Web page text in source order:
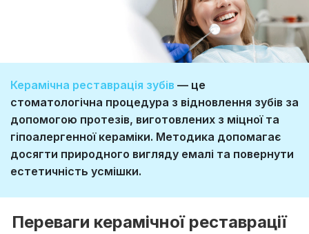
Керамічна реставрація зубів — це
стоматологічна процедура з відновлення зубів за
допомогою протезів, виготовлених з міцної та
гіпоалергенної кераміки. Методика допомагає
досягти природного вигляду емалі та повернути
естетичність усмішки.
Переваги керамічної реставрації